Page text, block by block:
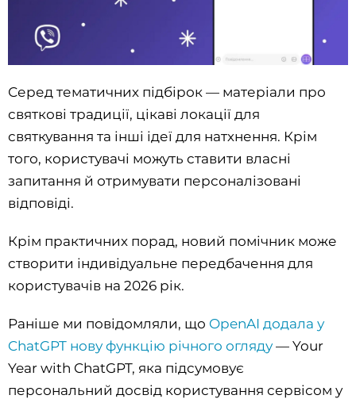
Серед тематичних підбірок — матеріали про
святкові традиції, цікаві локації для
святкування та інші ідеї для натхнення. Крім
того, користувачі можуть ставити власні
запитання й отримувати персоналізовані
відповіді.
Крім практичних порад, новий помічник може
створити індивідуальне передбачення для
користувачів на 2026 рік.
Раніше ми повідомляли, що OpenAI додала у
ChatGPT нову функцію річного огляду— Your
Year with ChatGPT, яка підсумовує
персональний досвід користування сервісом у